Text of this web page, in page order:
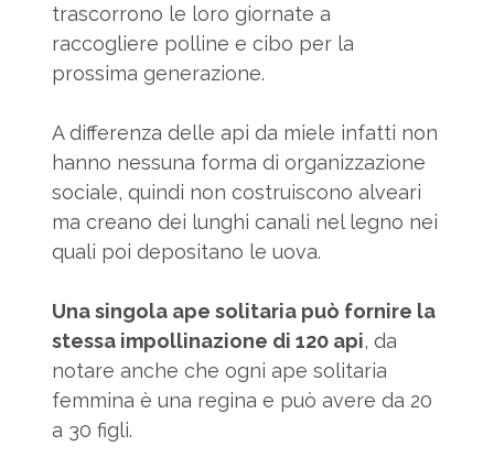
trascorrono le loro giornate a
raccogliere polline e cibo per la
prossima generazione.
A differenza delle api da miele infatti non
hanno nessuna forma di organizzazione
sociale, quindi non costruiscono alveari
ma creano dei lunghi canali nel legno nei
quali poi depositano le uova.
Una singola ape solitaria può fornire la
stessa impollinazione di 120 api, da
notare anche che ogni ape solitaria
femmina è una regina e può avere da 20
a 30 figli.